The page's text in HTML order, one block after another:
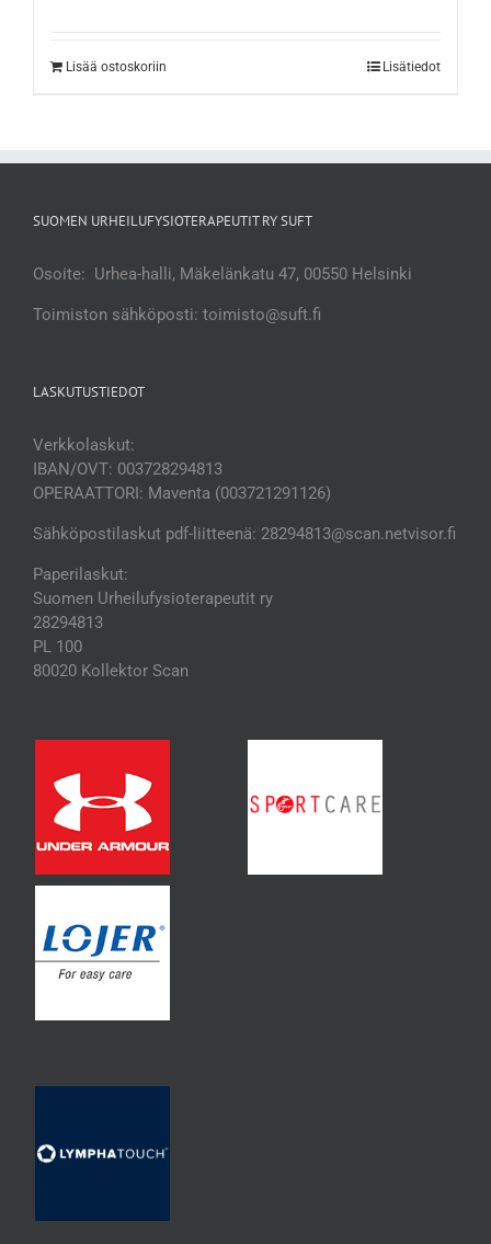
Lisää ostoskoriin Lisätiedot
SUOMEN URHEILUFYSIOTERAPEUTIT RY SUFT
Osoite: Urhea-halli, Mäkelänkatu 47, 00550 Helsinki
Toimiston sähköposti: toimisto@suft.fi
LASKUTUSTIEDOT
Verkkolaskut:
IBAN/OVT: 003728294813
OPERAATTORI: Maventa (003721291126)
Sähköpostilaskut pdf-liitteenä: 28294813@scan.netvisor.fi
Paperilaskut:
Suomen Urheilufysioterapeutit ry
28294813
PL 100
80020 Kollektor Scan